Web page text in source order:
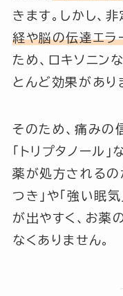
きます。しかし、
経や脳の伝達エラ
ため、ロキソニン
とんど効果があり
そのため、痛みの
「トリプタノール
薬が処方されるの
つき」や「強い眠
が出やすく、お薬
なくありません。